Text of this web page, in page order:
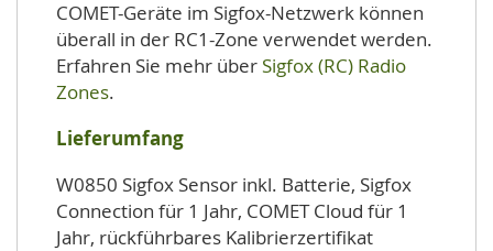
COMET-Geräte im Sigfox-Netzwerk können
überall in der RC1-Zone verwendet werden.
Erfahren Sie mehr über Sigfox (RC) Radio
Zones.
Lieferumfang
W0850 Sigfox Sensor inkl. Batterie, Sigfox
Connection für 1 Jahr, COMET Cloud für 1
Jahr, rückführbares Kalibrierzertifikat